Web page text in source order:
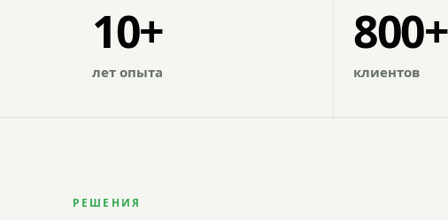
10+
лет опыта
800+
клиентов
РЕШЕНИЯ